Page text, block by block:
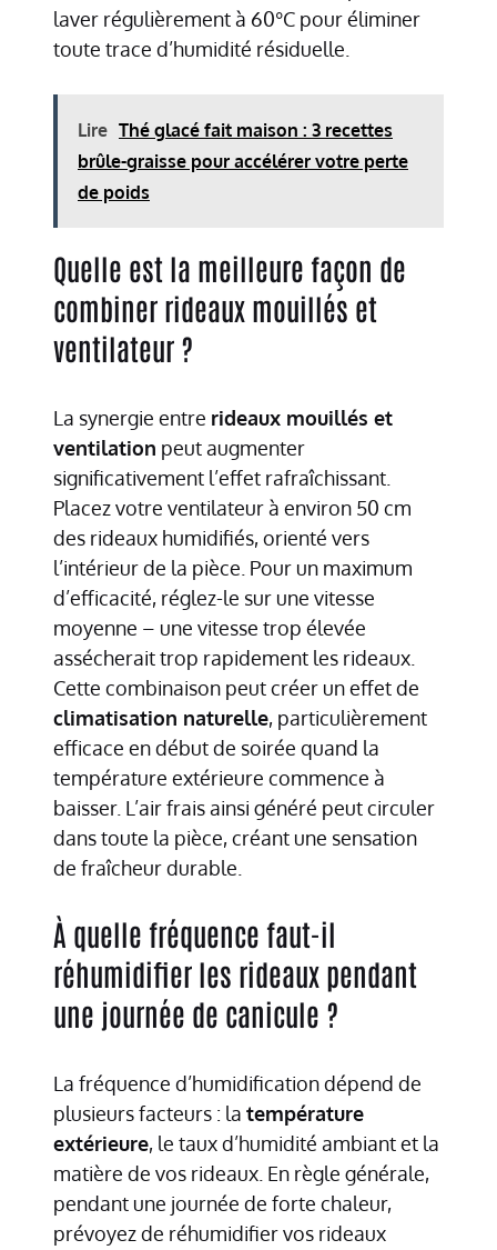
laver régulièrement à 60°C pour éliminer
toute trace d’humidité résiduelle.
Lire Thé glacé fait maison : 3 recettes
brûle-graisse pour accélérer votre perte
de poids
Quelle est la meilleure façon de
combiner rideaux mouillés et
ventilateur ?
La synergie entre rideaux mouillés et
ventilation peut augmenter
significativement l’effet rafraîchissant.
Placez votre ventilateur à environ 50 cm
des rideaux humidifiés, orienté vers
l’intérieur de la pièce. Pour un maximum
d’efficacité, réglez-le sur une vitesse
moyenne – une vitesse trop élevée
assécherait trop rapidement les rideaux.
Cette combinaison peut créer un effet de
climatisation naturelle, particulièrement
efficace en début de soirée quand la
température extérieure commence à
baisser. L’air frais ainsi généré peut circuler
dans toute la pièce, créant une sensation
de fraîcheur durable.
À quelle fréquence faut-il
réhumidifier les rideaux pendant
une journée de canicule ?
La fréquence d’humidification dépend de
plusieurs facteurs : la température
extérieure, le taux d’humidité ambiant et la
matière de vos rideaux. En règle générale,
pendant une journée de forte chaleur,
prévoyez de réhumidifier vos rideaux